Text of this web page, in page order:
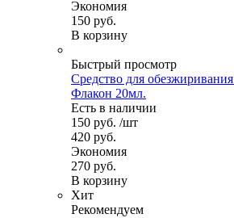
Экономия
150 руб.
В корзину
Быстрый просмотр
Средство для
Флакон 20мл.
Есть в наличии
150 руб. /шт
420 руб.
Экономия
270 руб.
В корзину
Хит
Рекомендуем